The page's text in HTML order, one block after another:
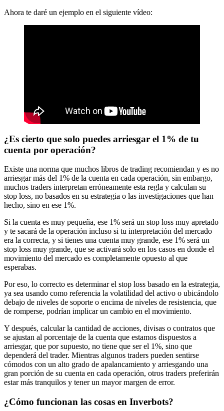
Ahora te daré un ejemplo en el siguiente vídeo:
¿Es cierto que solo puedes arriesgar el 1% de tu
cuenta por operación?
Existe una norma que muchos libros de trading recomiendan y es no
arriesgar más del 1% de la cuenta en cada operación, sin embargo,
muchos traders interpretan erróneamente esta regla y calculan su
stop loss, no basados en su estrategia o las investigaciones que han
hecho, sino en ese 1%.
Si la cuenta es muy pequeña, ese 1% será un stop loss muy apretado
y te sacará de la operación incluso si tu interpretación del mercado
era la correcta, y si tienes una cuenta muy grande, ese 1% será un
stop loss muy grande, que se activará solo en los casos en donde el
movimiento del mercado es completamente opuesto al que
esperabas.
Por eso, lo correcto es determinar el stop loss basado en la estrategia,
ya sea usando como referencia la volatilidad del activo o ubicándolo
debajo de niveles de soporte o encima de niveles de resistencia, que
de romperse, podrían implicar un cambio en el movimiento.
Y después, calcular la cantidad de acciones, divisas o contratos que
se ajustan al porcentaje de la cuenta que estamos dispuestos a
arriesgar, que por supuesto, no tiene que ser el 1%, sino que
dependerá del trader. Mientras algunos traders pueden sentirse
cómodos con un alto grado de apalancamiento y arriesgando una
gran porción de su cuenta en cada operación, otros traders preferirán
estar más tranquilos y tener un mayor margen de error.
¿Cómo funcionan las cosas en Inverbots?